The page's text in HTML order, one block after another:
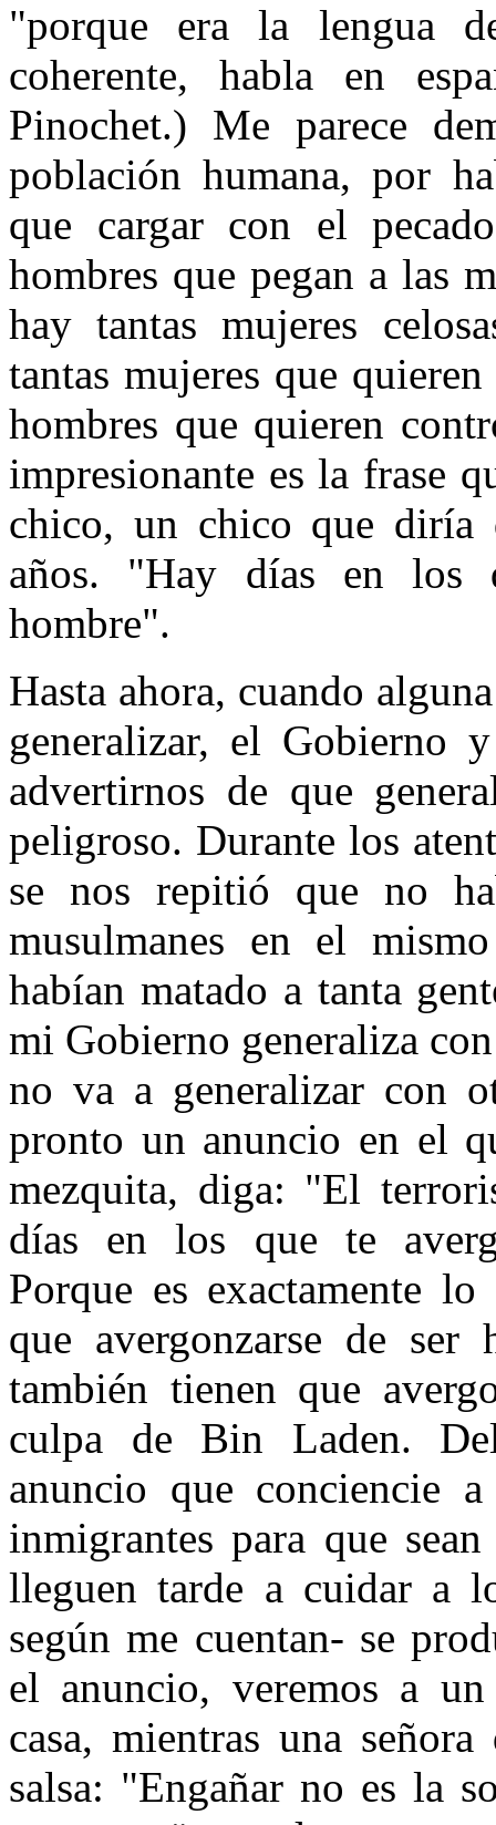
"porque era la lengua
coherente, habla en
Pinochet.) Me parece
población humana, por
que cargar con el
hombres que pegan a las
hay tantas mujeres
tantas mujeres que
hombres que quieren
impresionante es la frase
chico, un chico que
años. "Hay días en los
hombre".
Hasta ahora, cuando
generalizar, el Gobierno
advertirnos de que
peligroso. Durante los
se nos repitió que no
musulmanes en el
habían matado a tanta
mi Gobierno generaliza
no va a generalizar con
pronto un anuncio en el
mezquita, diga: "El
días en los que te
Porque es exactamente
que avergonzarse de
también tienen que
culpa de Bin Laden.
anuncio que conciencie
inmigrantes para que
lleguen tarde a cuidar a
según me cuentan- se
el anuncio, veremos a
casa, mientras una
salsa: "Engañar no es la